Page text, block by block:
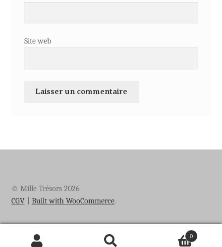
Site web
© Mille Trésors 2026
CGV
Built with WooCommerce.
0